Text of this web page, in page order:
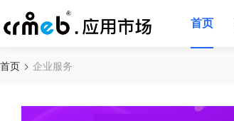
首页
首页 企业服务